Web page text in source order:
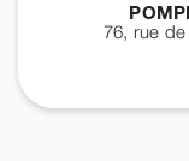
76, rue